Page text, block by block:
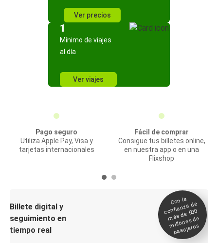
Ver precios
1
Mínimo de viajes
al día
Ver viajes
Pago seguro
Utiliza Apple Pay, Visa y
tarjetas internacionales
Fácil de comprar
Consigue tus billetes online,
en nuestra app o en una
Flixshop
Billete digital y
seguimiento en
tiempo real
Con la
confianza de
más de 500
millones de
pasajeros